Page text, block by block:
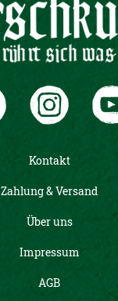
Kontakt
Zahlung & Versand
Über uns
Impressum
AGB